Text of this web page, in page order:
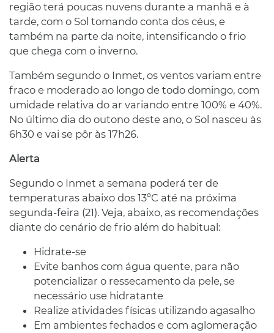
região terá poucas nuvens durante a manhã e à
tarde, com o Sol tomando conta dos céus, e
também na parte da noite, intensificando o frio
que chega com o inverno.
Também segundo o Inmet, os ventos variam entre
fraco e moderado ao longo de todo domingo, com
umidade relativa do ar variando entre 100% e 40%.
No último dia do outono deste ano, o Sol nasceu às
6h30 e vai se pôr às 17h26.
Alerta
Segundo o Inmet a semana poderá ter de
temperaturas abaixo dos 13ºC até na próxima
segunda-feira (21). Veja, abaixo, as recomendações
diante do cenário de frio além do habitual:
Hidrate-se
Evite banhos com água quente, para não
potencializar o ressecamento da pele, se
necessário use hidratante
Realize atividades físicas utilizando agasalho
Em ambientes fechados e com aglomeração